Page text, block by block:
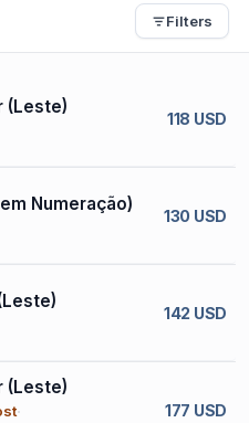
Filters
(Leste)
118 USD
Numeração)
130 USD
142 USD
(Leste)
177 USD